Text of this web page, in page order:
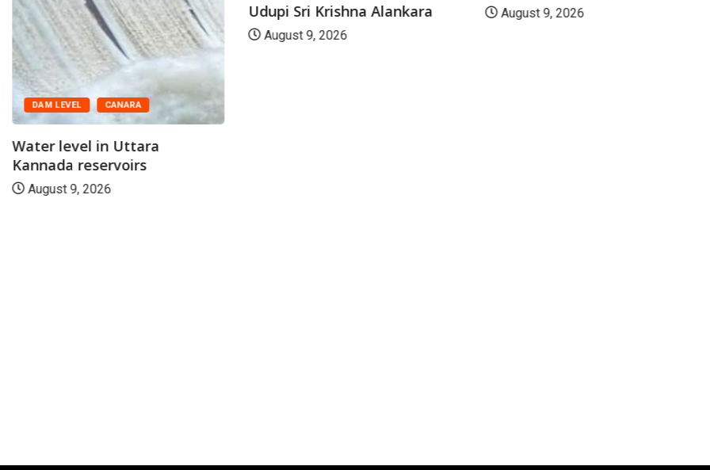
DAM LEVEL CANARA
Water level in Uttara
Kannada reservoirs
August 9, 2026
Udupi Sri Krishna Alankara
August 9, 2026
August 9, 2026